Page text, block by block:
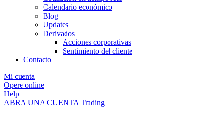
Calendario económico
Blog
Updates
Derivados
Acciones corporativas
Sentimiento del cliente
Contacto
Mi cuenta
Opere online
Help
ABRA UNA CUENTA Trading